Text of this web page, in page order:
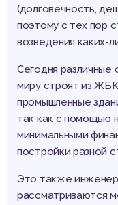
(долговечность,
поэтому с тех пор
возведения каких-
Сегодня различные
миру строят из
промышленные
так как с помощью
минимальными
постройки разной
Это также
рассматриваются